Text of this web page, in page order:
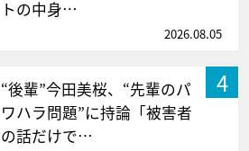
トの中身…
2026.08.05
4
“後輩”今田美桜、“先輩のパ
ワハラ問題”に持論「被害者
の話だけで…